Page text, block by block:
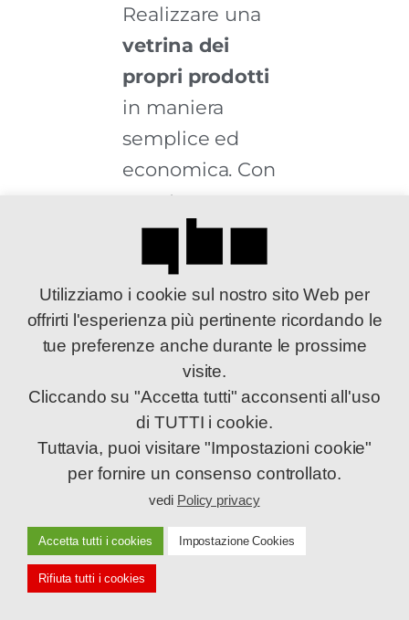
Realizzare una
vetrina dei
propri prodotti
in maniera
semplice ed
economica. Con
questo
pacchetto sarà
possibile
muovere i primi
passi nel mondo
dell’e-commerce
ad un costo
contenuto. Sarà
sempre possibile
upgradare la
vetrina per
trasformarla in
un vero e proprio
Utilizziamo i cookie sul nostro sito Web per
offrirti l'esperienza più pertinente ricordando le
tue preferenze anche durante le prossime
visite.
Cliccando su "Accetta tutti" acconsenti all'uso
di TUTTI i cookie.
Tuttavia, puoi visitare "Impostazioni cookie"
per fornire un consenso controllato.
vedi Policy privacy
Accetta tutti i cookies Impostazione Cookies
Rifiuta tutti i cookies